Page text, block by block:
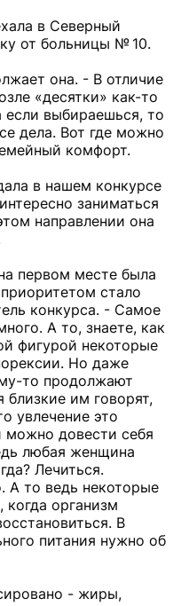
в Северный
от больницы № 10.
она. - В отличие
«десятки» как-то
если выбираешься, то
дела. Вот где можно
комфорт.
в нашем конкурсе
заниматься
направлении она
первом месте была
стало
конкурса. - Самое
А то, знаете, как
фигурой некоторые
Но даже
то продолжают
близкие им говорят,
увлечение это
можно довести себя
любая женщина
Лечиться.
А то ведь некоторые
организм
В
питания нужно об
- жиры,